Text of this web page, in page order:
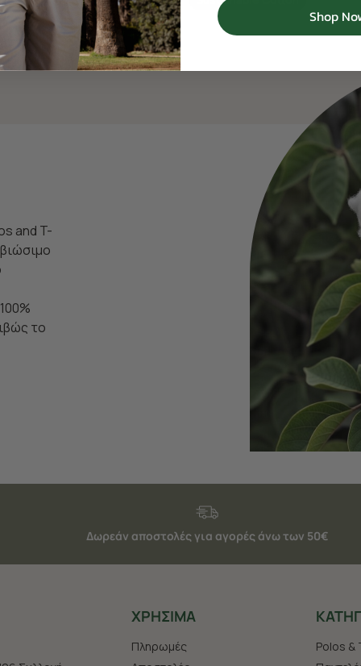
and T-
το
Δωρεάν αποστολές για αγορές άνω των 50€
ΧΡHΣΙΜΑ
Πληρωμές
Polos &
Shop